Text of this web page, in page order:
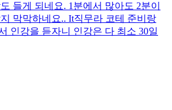
들게 되네요. 1분에서 많아도 2분이
막막하네요.. It직무라 코테 준비랑
인강을 듣자니 인강은 다 최소 30일